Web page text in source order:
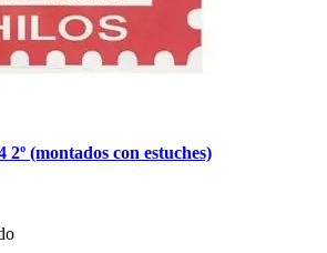
(montados con estuches)